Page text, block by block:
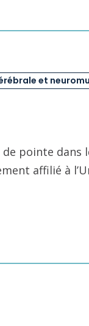
et
pointe dans
affilié à